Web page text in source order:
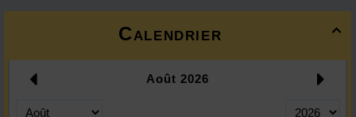

Calendrier